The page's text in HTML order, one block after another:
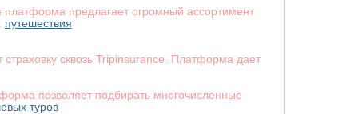
предлагает огромный ассортимент
путешествия
сквозь Tripinsurance. Платформа дает
позволяет подбирать многочисленные
туров